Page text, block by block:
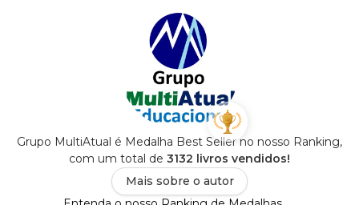
Grupo MultiAtual é Medalha Best Seller no nosso Ranking,
com um total de 3132 livros vendidos!
Mais sobre o autor